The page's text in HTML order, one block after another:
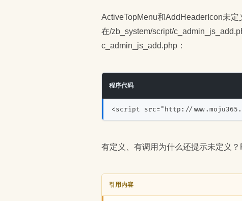
ActiveTopMenu和AddHeaderIcon未
在/zb_system/script/
c_admin_js_add.php：
程序代码
<script src="http://
有定义、有调用为什么还提示未定义
引用内容